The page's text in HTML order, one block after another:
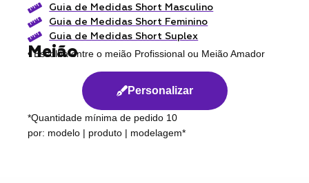
Guia de Medidas Short Masculino
Guia de Medidas Short Feminino
Guia de Medidas Short Suplex
Meião
• Escolha entre o meião Profissional ou Meião Amador
Personalizar
*Quantidade mínima de pedido 10
por: modelo | produto | modelagem*